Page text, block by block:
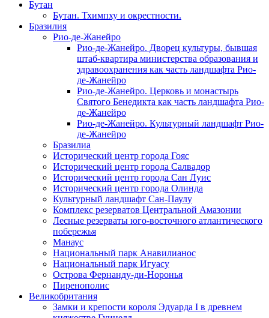
Бутан
Бутан. Тхимпху и окрестности.
Бразилия
Рио-де-Жанейро
Рио-де-Жанейро. Дворец культуры, бывшая
штаб-квартира министерства образования и
здравоохранения как часть ландшафта Рио-
де-Жанейро
Рио-де-Жанейро. Церковь и монастырь
Святого Бенедикта как часть ландшафта Рио-
де-Жанейро
Рио-де-Жанейро. Культурный ландшафт Рио-
де-Жанейро
Бразилиа
Исторический центр города Гояс
Исторический центр города Салвадор
Исторический центр города Сан Луис
Исторический центр города Олинда
Культурный ландшафт Сан-Паулу
Комплекс резерватов Центральной Амазонии
Лесные резерваты юго-восточного атлантического
побережья
Манаус
Национальный парк Анавилианос
Национальный парк Игуасу
Острова Фернанду-ди-Норонья
Пиренополис
Великобритания
Замки и крепости короля Эдуарда I в древнем